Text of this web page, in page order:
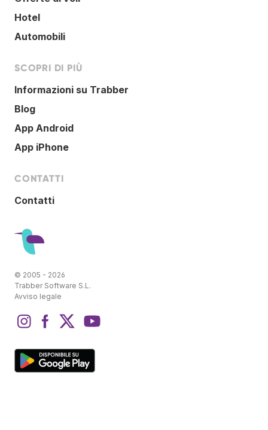
Hotel
Automobili
SCOPRI DI PIÙ
Informazioni su Trabber
Blog
App Android
App iPhone
CONTATTI
Contatti
© 2005 - 2026
Trabber Software S.L.
Avviso legale